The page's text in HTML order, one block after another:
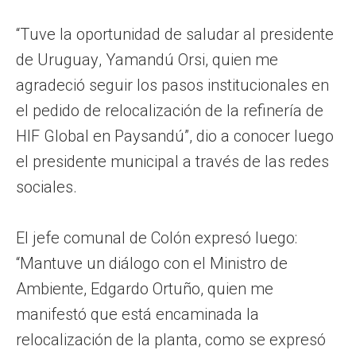
“Tuve la oportunidad de saludar al presidente
de Uruguay, Yamandú Orsi, quien me
agradeció seguir los pasos institucionales en
el pedido de relocalización de la refinería de
HIF Global en Paysandú”, dio a conocer luego
el presidente municipal a través de las redes
sociales.
El jefe comunal de Colón expresó luego:
“Mantuve un diálogo con el Ministro de
Ambiente, Edgardo Ortuño, quien me
manifestó que está encaminada la
relocalización de la planta, como se expresó